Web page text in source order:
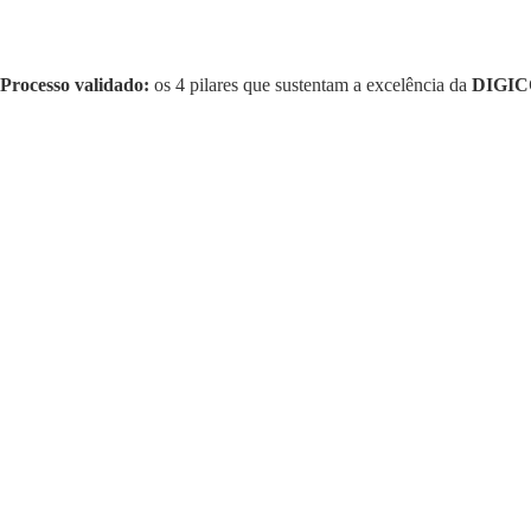
Processo validado: os 4 pilares que sustentam a excelência da